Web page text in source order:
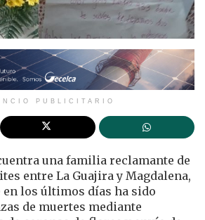
PUBLICITARIO
una familia reclamante de
entre La Guajira y Magdalena,
en los últimos días ha sido
de muertes mediante